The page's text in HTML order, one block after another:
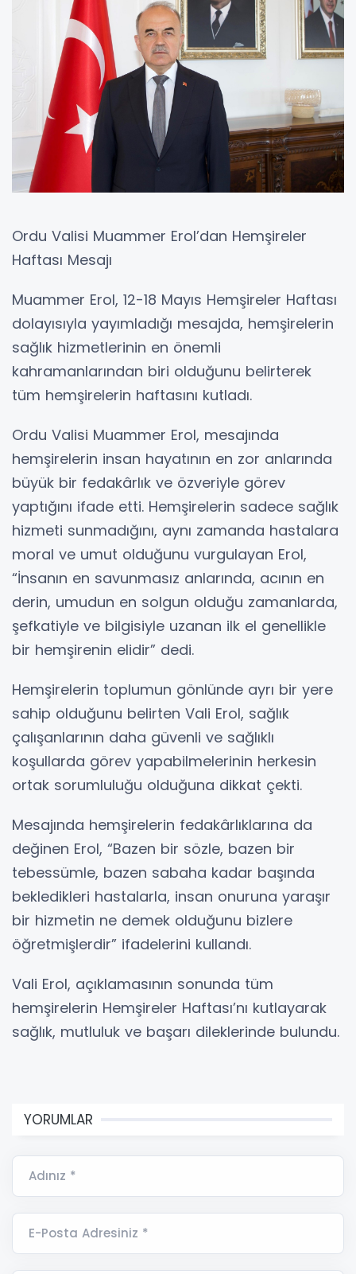
Ordu Valisi Muammer Erol’dan Hemşireler
Haftası Mesajı
Muammer Erol, 12-18 Mayıs Hemşireler Haftası
dolayısıyla yayımladığı mesajda, hemşirelerin
sağlık hizmetlerinin en önemli
kahramanlarından biri olduğunu belirterek
tüm hemşirelerin haftasını kutladı.
Ordu Valisi Muammer Erol, mesajında
hemşirelerin insan hayatının en zor anlarında
büyük bir fedakârlık ve özveriyle görev
yaptığını ifade etti. Hemşirelerin sadece sağlık
hizmeti sunmadığını, aynı zamanda hastalara
moral ve umut olduğunu vurgulayan Erol,
“İnsanın en savunmasız anlarında, acının en
derin, umudun en solgun olduğu zamanlarda,
şefkatiyle ve bilgisiyle uzanan ilk el genellikle
bir hemşirenin elidir” dedi.
Hemşirelerin toplumun gönlünde ayrı bir yere
sahip olduğunu belirten Vali Erol, sağlık
çalışanlarının daha güvenli ve sağlıklı
koşullarda görev yapabilmelerinin herkesin
ortak sorumluluğu olduğuna dikkat çekti.
Mesajında hemşirelerin fedakârlıklarına da
değinen Erol, “Bazen bir sözle, bazen bir
tebessümle, bazen sabaha kadar başında
bekledikleri hastalarla, insan onuruna yaraşır
bir hizmetin ne demek olduğunu bizlere
öğretmişlerdir” ifadelerini kullandı.
Vali Erol, açıklamasının sonunda tüm
hemşirelerin Hemşireler Haftası’nı kutlayarak
sağlık, mutluluk ve başarı dileklerinde bulundu.
YORUMLAR
Adınız *
E-Posta Adresiniz *